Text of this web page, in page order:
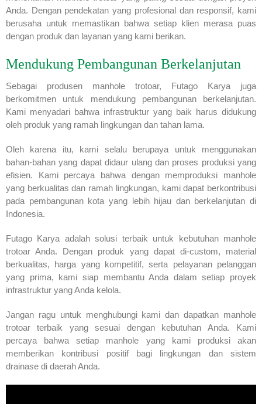
Anda. Dengan pendekatan yang profesional dan responsif, kami
berusaha untuk memastikan bahwa setiap klien merasa puas
dengan produk dan layanan yang kami berikan.
Mendukung Pembangunan Berkelanjutan
Sebagai produsen manhole trotoar, Futago Karya juga
berkomitmen untuk mendukung pembangunan berkelanjutan.
Kami menyadari bahwa infrastruktur yang baik harus didukung
oleh produk yang ramah lingkungan dan tahan lama.
Oleh karena itu, kami selalu berupaya untuk menggunakan
bahan-bahan yang dapat didaur ulang dan proses produksi yang
efisien. Kami percaya bahwa dengan memproduksi manhole
yang berkualitas dan ramah lingkungan, kami dapat berkontribusi
pada pembangunan kota yang lebih hijau dan berkelanjutan di
Indonesia.
Futago Karya adalah solusi terbaik untuk kebutuhan manhole
trotoar Anda. Dengan produk yang dapat di-custom, material
berkualitas, harga yang kompetitif, serta pelayanan pelanggan
yang prima, kami siap membantu Anda dalam setiap proyek
infrastruktur yang Anda kelola.
Jangan ragu untuk menghubungi kami dan dapatkan manhole
trotoar terbaik yang sesuai dengan kebutuhan Anda. Kami
percaya bahwa setiap manhole yang kami produksi akan
memberikan kontribusi positif bagi lingkungan dan sistem
drainase di daerah Anda.